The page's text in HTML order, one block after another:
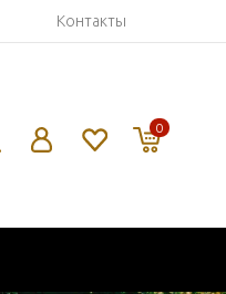
Контакты
0